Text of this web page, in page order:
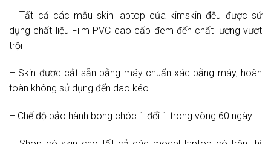
– Tất cả các mẫu skin laptop của kimskin đều được sử
dụng chất liệu Film PVC cao cấp đem đến chất lượng vượt
trội
– Skin được cắt sẵn bằng máy chuẩn xác bằng máy, hoàn
toàn không sử dụng đến dao kéo
– Chế độ bảo hành bong chóc 1 đổi 1 trong vòng 60 ngày